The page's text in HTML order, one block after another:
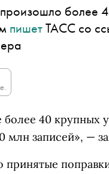
более
пишетТАСС со
40 крупных
записей», —
принятые